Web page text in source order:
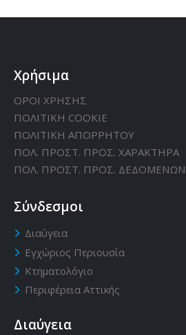
Χρήσιμα
ΟΡΟΙ ΧΡΗΣΗΣ
ΠΟΛΙΤΙΚΗ CΟΟΚΙΕ
ΠΟΛΙΤΙΚΗ ΑΠΟΡΡΗΤΟΥ
ΠΟΛ. ΠΡΟΣΤ. ΠΡΟΣ. ΧΑΡΑΚΤΗΡΑ
ΠΟΛ. ΠΡΟΣΤ. ΠΡΟΣ. ΔΕΔΟΜΕΝΩΝ
Σύνδεσμοι
Διαύγεια
Εγχώριος Περιουσία
Κτηματολόγιο
Περιφέρεια Αττικής
Διαύγεια